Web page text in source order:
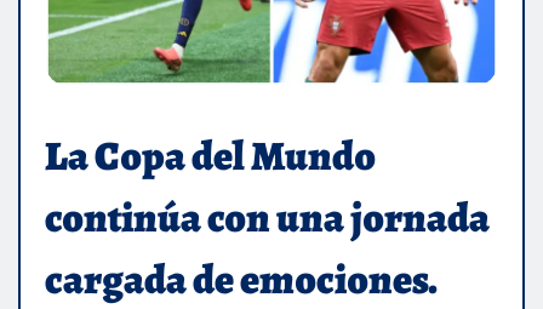
La Copa del Mundo
continúa con una jornada
cargada de emociones.